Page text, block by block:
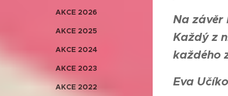
AKCE 2026
AKCE 2025
AKCE 2024
AKCE 2023
AKCE 2022
Na závěr
Každý z
každého
Eva